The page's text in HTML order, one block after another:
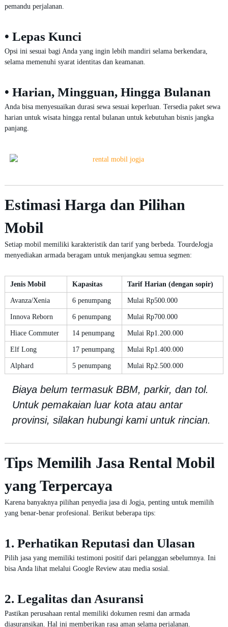
pemandu perjalanan.
• Lepas Kunci
Opsi ini sesuai bagi Anda yang ingin lebih mandiri selama berkendara,
selama memenuhi syarat identitas dan keamanan.
• Harian, Mingguan, Hingga Bulanan
Anda bisa menyesuaikan durasi sewa sesuai keperluan. Tersedia paket sewa
harian untuk wisata hingga rental bulanan untuk kebutuhan bisnis jangka
panjang.
Estimasi Harga dan Pilihan
Mobil
Setiap mobil memiliki karakteristik dan tarif yang berbeda. TourdeJogja
menyediakan armada beragam untuk menjangkau semua segmen:
Jenis Mobil Kapasitas Tarif Harian (dengan sopir)
Avanza/Xenia 6 penumpang Mulai Rp500.000
Innova Reborn 6 penumpang Mulai Rp700.000
Hiace Commuter 14 penumpang Mulai Rp1.200.000
Elf Long 17 penumpang Mulai Rp1.400.000
Alphard 5 penumpang Mulai Rp2.500.000
Biaya belum termasuk BBM, parkir, dan tol.
Untuk pemakaian luar kota atau antar
provinsi, silakan hubungi kami untuk rincian.
Tips Memilih Jasa Rental Mobil
yang Terpercaya
Karena banyaknya pilihan penyedia jasa di Jogja, penting untuk memilih
yang benar-benar profesional. Berikut beberapa tips:
1. Perhatikan Reputasi dan Ulasan
Pilih jasa yang memiliki testimoni positif dari pelanggan sebelumnya. Ini
bisa Anda lihat melalui Google Review atau media sosial.
2. Legalitas dan Asuransi
Pastikan perusahaan rental memiliki dokumen resmi dan armada
diasuransikan. Hal ini memberikan rasa aman selama perjalanan.